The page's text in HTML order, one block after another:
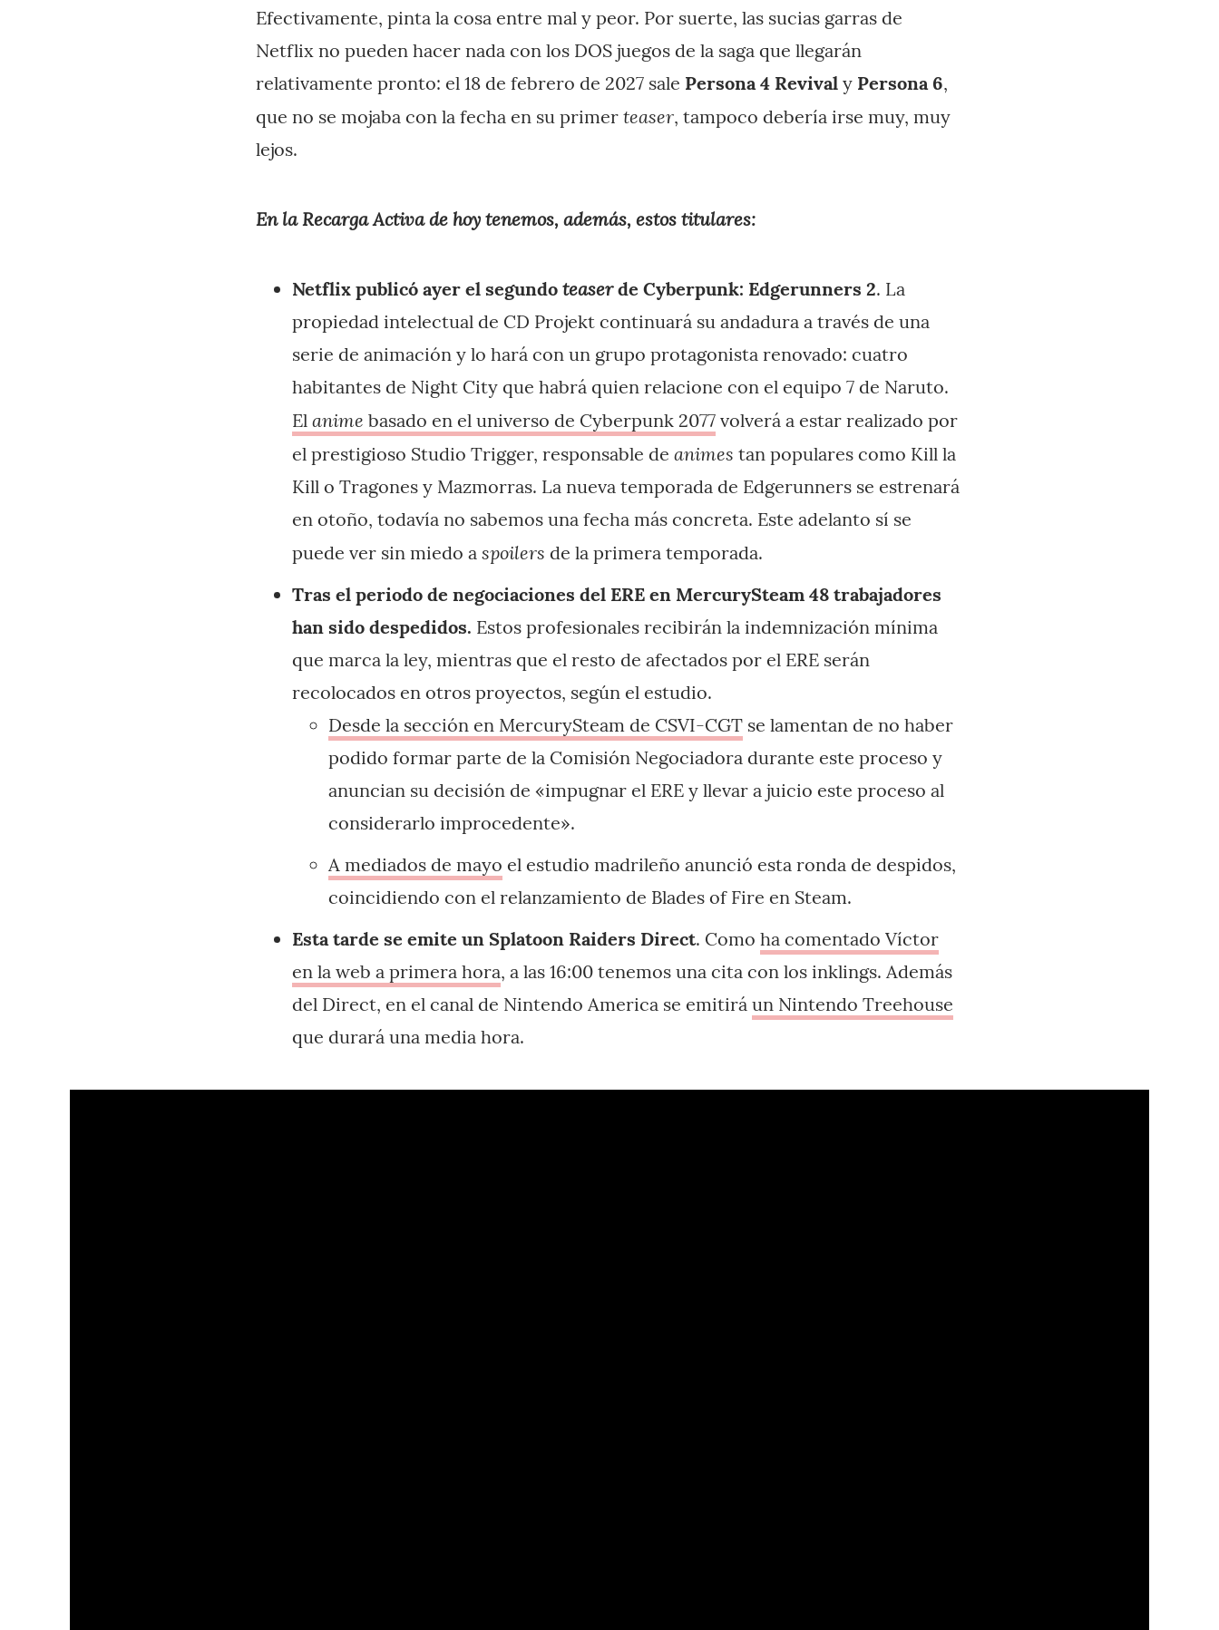
Efectivamente, pinta la cosa entre mal y peor. Por suerte, las sucias garras de
Netflix no pueden hacer nada con los DOS juegos de la saga que llegarán
relativamente pronto: el 18 de febrero de 2027 sale Persona 4 Revival y Persona 6,
que no se mojaba con la fecha en su primer teaser, tampoco debería irse muy, muy
lejos.
En la Recarga Activa de hoy tenemos, además, estos titulares:
Netflix publicó ayer el segundo teaserde Cyberpunk: Edgerunners 2. La
propiedad intelectual de CD Projekt continuará su andadura a través de una
serie de animación y lo hará con un grupo protagonista renovado: cuatro
habitantes de Night City que habrá quien relacione con el equipo 7 de Naruto.
El anime basado en el universo de Cyberpunk 2077 volverá a estar realizado por
el prestigioso Studio Trigger, responsable de animes tan populares como Kill la
Kill o Tragones y Mazmorras. La nueva temporada de Edgerunners se estrenará
en otoño, todavía no sabemos una fecha más concreta. Este adelanto sí se
puede ver sin miedo a spoilers de la primera temporada.
Tras el periodo de negociaciones del ERE en MercurySteam 48 trabajadores
han sido despedidos. Estos profesionales recibirán la indemnización mínima
que marca la ley, mientras que el resto de afectados por el ERE serán
recolocados en otros proyectos, según el estudio.
Desde la sección en MercurySteam de CSVI-CGT se lamentan de no haber
podido formar parte de la Comisión Negociadora durante este proceso y
anuncian su decisión de «impugnar el ERE y llevar a juicio este proceso al
considerarlo improcedente».
A mediados de mayo el estudio madrileño anunció esta ronda de despidos,
coincidiendo con el relanzamiento de Blades of Fire en Steam.
Esta tarde se emite un Splatoon Raiders Direct. Como ha comentado Víctor
en la web a primera hora, a las 16:00 tenemos una cita con los inklings. Además
del Direct, en el canal de Nintendo America se emitirá un Nintendo Treehouse
que durará una media hora.